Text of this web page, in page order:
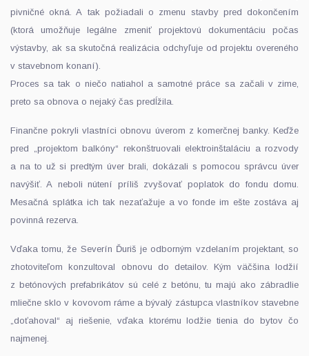
pivničné okná. A tak požiadali o zmenu stavby pred dokončením
(ktorá umožňuje legálne zmeniť projektovú dokumentáciu počas
výstavby, ak sa skutočná realizácia odchyľuje od projektu overeného
v stavebnom konaní).
Proces sa tak o niečo natiahol a samotné práce sa začali v zime,
preto sa obnova o nejaký čas predĺžila.
Finančne pokryli vlastníci obnovu úverom z komerčnej banky. Keďže
pred „projektom balkóny“ rekonštruovali elektroinštaláciu a rozvody
a na to už si predtým úver brali, dokázali s pomocou správcu úver
navýšiť. A neboli nútení príliš zvyšovať poplatok do fondu domu.
Mesačná splátka ich tak nezaťažuje a vo fonde im ešte zostáva aj
povinná rezerva.
Vďaka tomu, že Severín Ďuriš je odborným vzdelaním projektant, so
zhotoviteľom konzultoval obnovu do detailov. Kým väčšina lodžií
z betónových prefabrikátov sú celé z betónu, tu majú ako zábradlie
mliečne sklo v kovovom ráme a bývalý zástupca vlastníkov stavebne
„doťahoval“ aj riešenie, vďaka ktorému lodžie tienia do bytov čo
najmenej.